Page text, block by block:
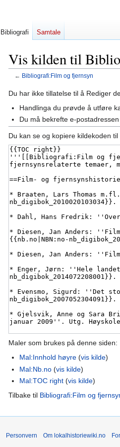
Vis kilden til
← Bibliografi:Film og fjernsyn
Hopp
navigering
Hopp
Du har ikke tillatelse til å Rediger
Handlinga du prøvde å utføre
Du må bekrefte e-
Du kan se og kopiere kildekoden
Maler som brukes på denne siden:
Mal:Innhold høyre (vis kilde)
Mal:Nb.no (vis kilde)
Mal:TOC right (vis kilde)
Tilbake til Bibliografi:Film og
Bibliografi Samtale
Personvern Om lokalhistoriewiki.no